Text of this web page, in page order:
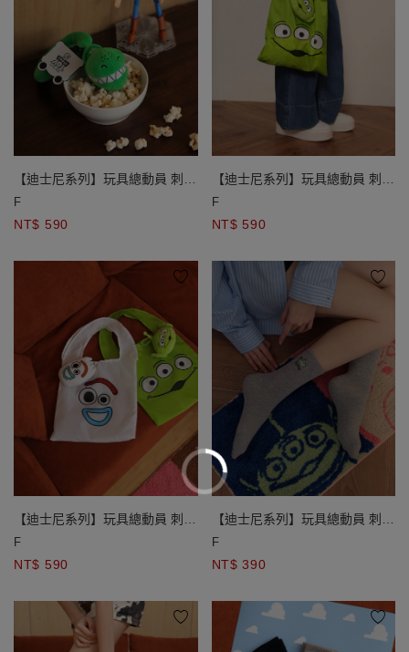
【迪士尼系列】玩具總動員 刺繡
絨毛大頭造型吊飾手機手環 抱抱
F
NT$ 590
【迪士尼系列】玩具總動員 刺繡
細絨大頭造型收納購物袋吊飾 三
F
NT$ 590
【迪士尼系列】玩具總動員 刺繡
細絨大頭造型收納購物袋吊飾 三
F
NT$ 590
【迪士尼系列】玩具總動員 刺繡
圖案中筒襪 三眼怪款/叉奇款/火
F
NT$ 390